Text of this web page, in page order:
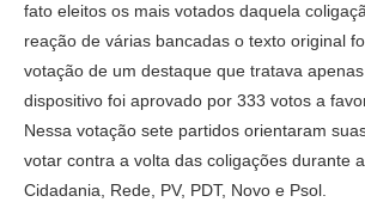
fato eleitos os mais votados daquela
reação de várias bancadas o texto original
votação de um destaque que tratava
dispositivo foi aprovado por 333 votos a
Nessa votação sete partidos orientaram
votar contra a volta das coligações durante
Cidadania, Rede, PV, PDT, Novo e Psol.